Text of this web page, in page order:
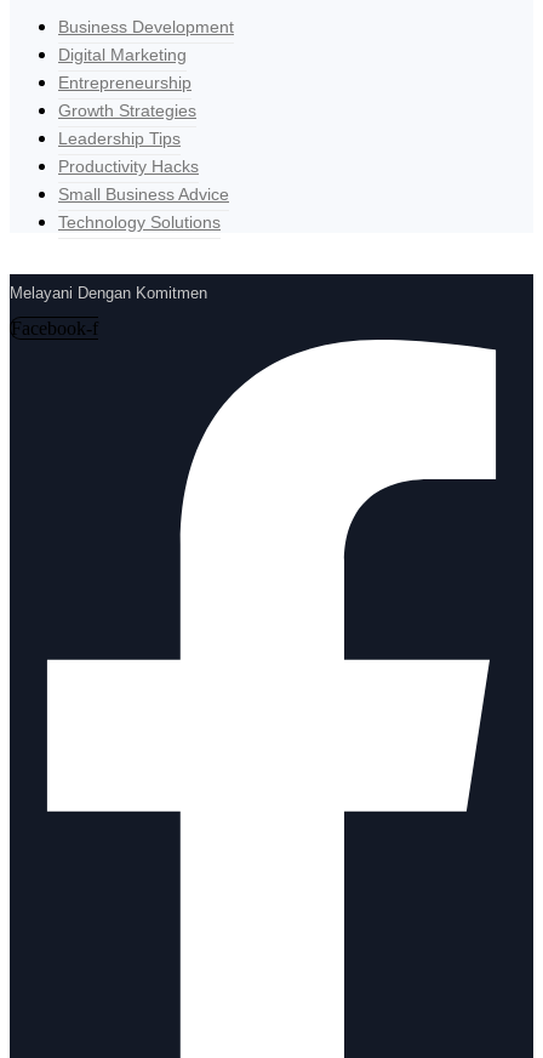
Business Development
Digital Marketing
Entrepreneurship
Growth Strategies
Leadership Tips
Productivity Hacks
Small Business Advice
Technology Solutions
Melayani Dengan Komitmen
Facebook-f